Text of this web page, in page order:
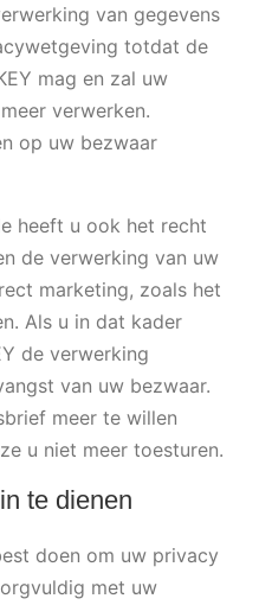
van gegevens
totdat de
mag en zal uw
verwerken.
op uw bezwaar
heeft u ook het recht
de verwerking van uw
marketing, zoals het
Als u in dat kader
de verwerking
van uw bezwaar.
meer te willen
u niet meer toesturen.
te dienen
doen om uw privacy
met uw